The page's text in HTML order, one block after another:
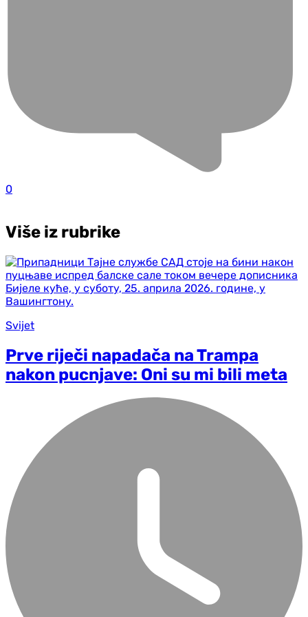
0
Više iz rubrike
Svijet
Prve riječi napadača na Trampa
nakon pucnjave: Oni su mi bili meta